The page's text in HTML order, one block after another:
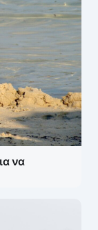
να